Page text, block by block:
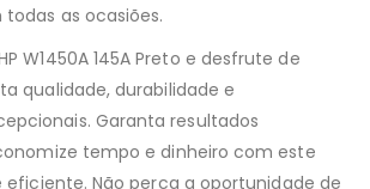
as ocasiões.
W1450A 145A Preto e desfrute de
qualidade, durabilidade e
Garanta resultados
tempo e dinheiro com este
Não perca a oportunidade de